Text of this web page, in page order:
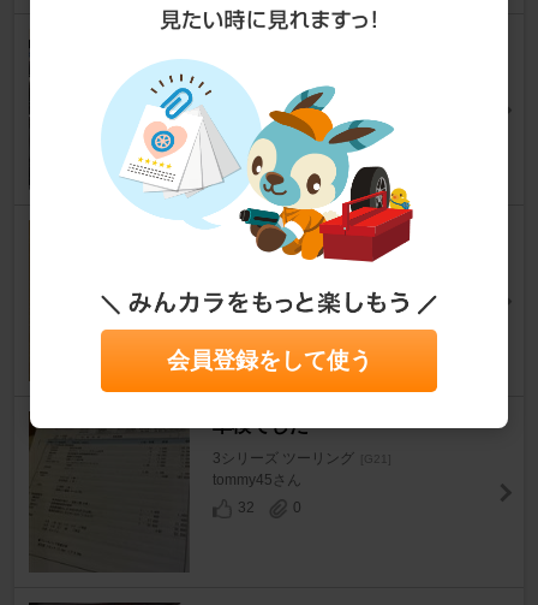
目の車検（1回目車検）
3シリーズ ツーリング
pikamatsuさん
78
1
初回車検
としひこ＠車さん
6
0
車検でした
3シリーズ ツーリング [G21]
tommy45さん
32
0
会員登録をして使う